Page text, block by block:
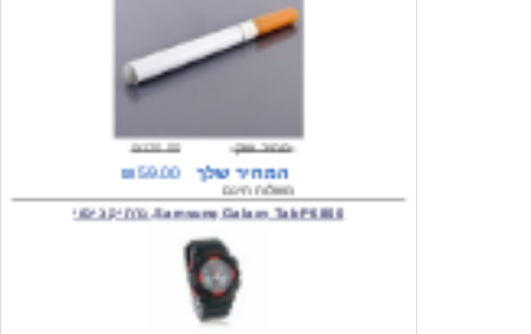
₪120.00
משלוח חינם
Samsung Galaxy Tab P6800, נרתיק כיסוי
המחיר שלך
משלוח חינם